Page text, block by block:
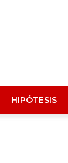
HIPÓTESIS